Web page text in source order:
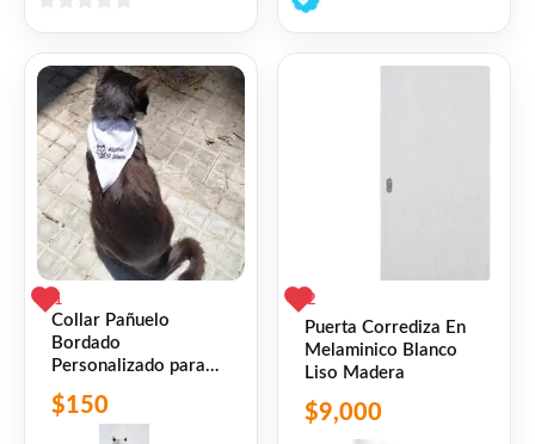
5
de
1
Collar Pañuelo
Bordado
Personalizado para
$150
2
Puerta Corrediza En
Melaminico Blanco
Liso Madera
$9,000